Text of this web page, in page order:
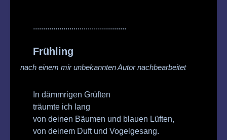
..............................................
Frühling
nach einem mir unbekannten Autor nachbearbeitet
In dämmrigen Grüften
träumte ich lang
von deinen Bäumen und blauen Lüften,
von deinem Duft und Vogelgesang.